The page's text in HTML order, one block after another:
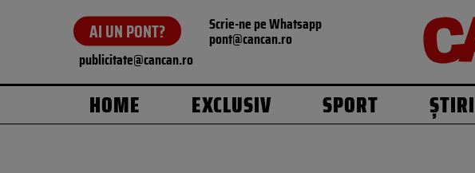
AI UN PONT? Scrie-ne pe Whatsapp
pont@cancan.ro
publicitate@cancan.ro
HOME EXCLUSIV SPORT ȘTIRI